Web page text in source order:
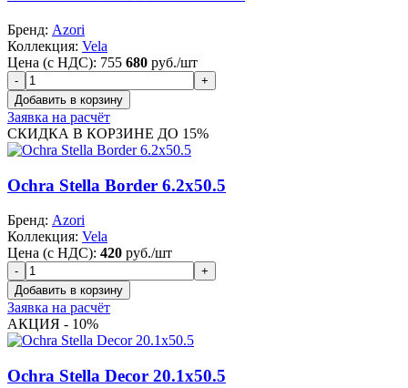
Бренд: Azori
Коллекция: Vela
Цена (с НДС): 755 680 руб./шт
Заявка на расчёт
СКИДКА В КОРЗИНЕ ДО 15%
Ochra Stella Border 6.2x50.5
Бренд: Azori
Коллекция: Vela
Цена (с НДС): 420 руб./шт
Заявка на расчёт
АКЦИЯ - 10%
Ochra Stella Decor 20.1x50.5